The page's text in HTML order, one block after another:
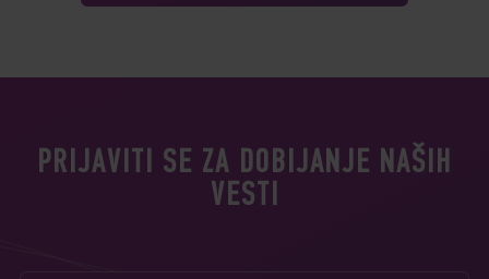
PRIJAVITI SE ZA DOBIJANJE NAŠIH
VESTI